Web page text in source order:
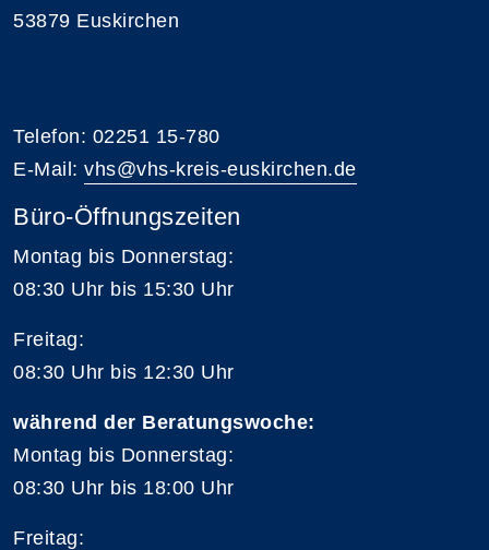
53879 Euskirchen
Telefon: 02251 15-780
E-Mail: vhs@vhs-kreis-euskirchen.de
Büro-Öffnungszeiten
Montag bis Donnerstag:
08:30 Uhr bis 15:30 Uhr
Freitag:
08:30 Uhr bis 12:30 Uhr
während der Beratungswoche:
Montag bis Donnerstag:
08:30 Uhr bis 18:00 Uhr
Freitag: